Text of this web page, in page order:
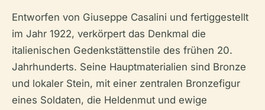
Entworfen von Giuseppe Casalini und fertiggestellt
im Jahr 1922, verkörpert das Denkmal die
italienischen Gedenkstättenstile des frühen 20.
Jahrhunderts. Seine Hauptmaterialien sind Bronze
und lokaler Stein, mit einer zentralen Bronzefigur
eines Soldaten, die Heldenmut und ewige